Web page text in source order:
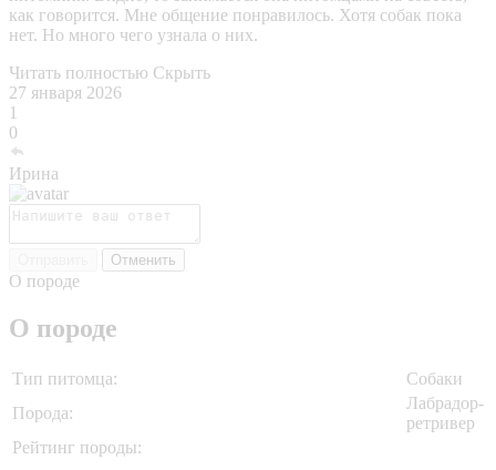
как говорится. Мне общение понравилось. Хотя собак пока
нет. Но много чего узнала о них.
Читать полностью Скрыть
27 января 2026
1
0
Ирина
Отменить
О породе
О породе
Тип питомца:
Собаки
Порода:
Лабрадор-
ретривер
Рейтинг породы: